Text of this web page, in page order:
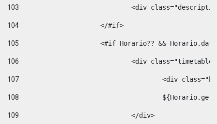
103
<div
104
			</#if>
105
<#if Horario?? &&
106
<div
107
<div
108
109
				</div>